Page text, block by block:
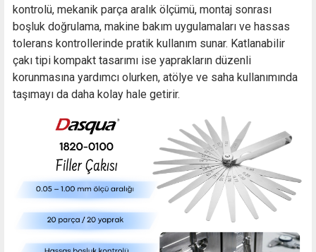
kontrolü, mekanik parça aralık ölçümü, montaj sonrası
boşluk doğrulama, makine bakım uygulamaları ve hassas
tolerans kontrollerinde pratik kullanım sunar. Katlanabilir
çakı tipi kompakt tasarımı ise yaprakların düzenli
korunmasına yardımcı olurken, atölye ve saha kullanımında
taşımayı da daha kolay hale getirir.